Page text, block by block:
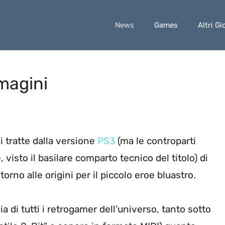
News Games Altri
tratte dalla versione PS3 (ma le controparti
visto il basilare comparto tecnico del titolo) di
alle origini per il piccolo eroe bluastro.
di tutti i retrogamer dell’universo, tanto sotto